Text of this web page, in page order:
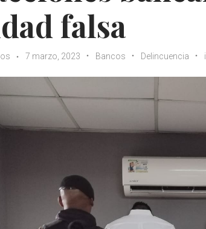
falsa
7 marzo, 2023 Bancos Delincuencia